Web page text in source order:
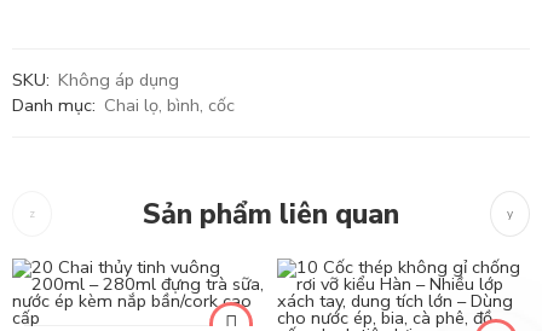
SKU: Không áp dụng
Danh mục: Chai lọ, bình, cốc
Sản phẩm liên quan